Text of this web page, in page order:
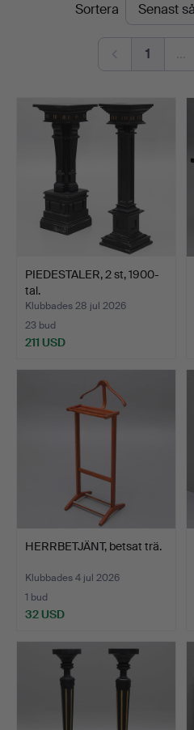
SlutpriserSortera
1 …
PIEDESTALER, 2 st, 1900-
tal.
Klubbades 28 jul 2026
23 bud
211 USD
HERRBETJÄNT, betsat trä.
Klubbades 4 jul 2026
1 bud
32 USD